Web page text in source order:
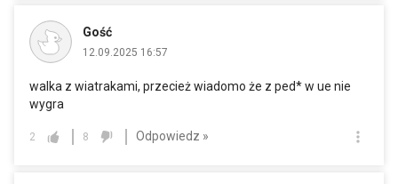
Gość
12.09.2025 16:57
walka z wiatrakami, przecież wiadomo że z ped* w ue nie
wygra
2 8 Odpowiedz »